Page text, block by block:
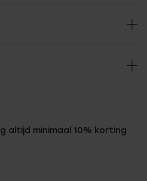
altijd minimaal 10% korting